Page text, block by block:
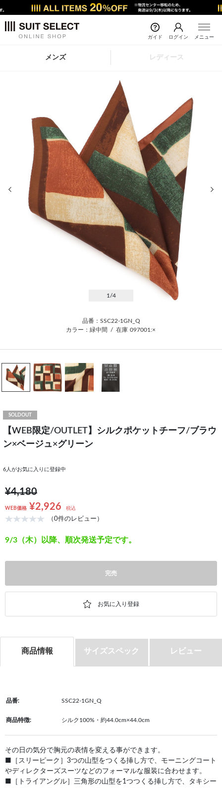
ガイド ログイン メニュー
メンズ レディース
前の画像
1 /4
品番：SSC22-1GN_Q
カラー：緑中間
/ 在庫 097001:×
SOLDOUT
【WEB限定/OUTLET】シルクポケットチーフ/ブラウ
ン×ベージュ×グリーン
6 人がお気に入りに登録中
¥4,180
WEB価格 ¥2,926 税込
（0件のレビュー）
9/3（木）以降、順次発送予定です。
完売
商品情報 サイズスペック レビュー
品番: SSC22-1GN_Q
商品特徴: シルク100%・約44.0cm×44.0cm
その日の気分で胸元の表情を変える事ができます。
■［スリーピーク］3つの山型をつくる挿し方で、モーニングコート
やディレクターズスーツなどのフォーマルな服装に合わせます。
■［トライアングル］三角形の山型を1つつくる挿し方で、タキシー